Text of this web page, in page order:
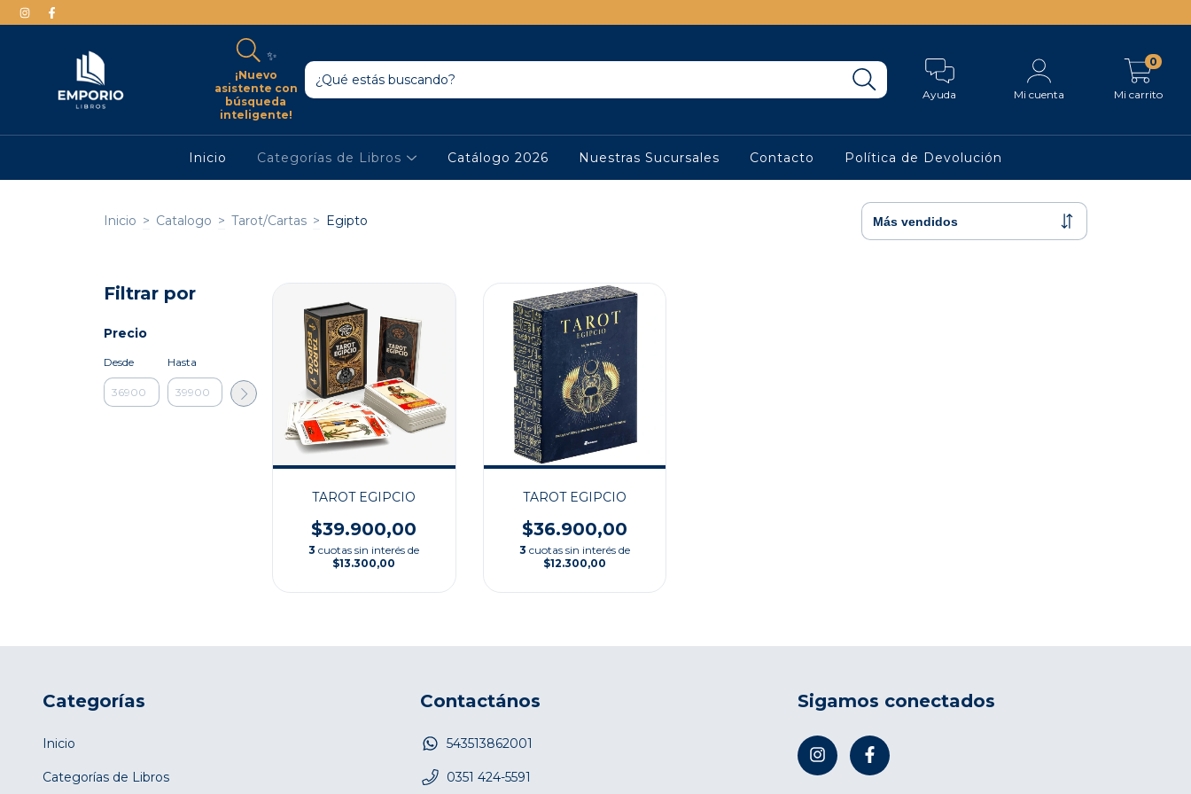
✨
¡Nuevo
asistente con
búsqueda
inteligente!
Ayuda Mi cuenta Mi carrito
0
Inicio Categorías de Libros Catálogo 2026 Nuestras Sucursales Contacto Política de Devolución
Inicio > Catalogo > Tarot/Cartas > Egipto
Filtrar por
Precio
Desde Hasta
TAROT EGIPCIO
$39.900,00
3 cuotas sin interés de
$13.300,00
TAROT EGIPCIO
$36.900,00
3 cuotas sin interés de
$12.300,00
Categorías
Inicio
Categorías de Libros
Contactános
543513862001
0351 424-5591
Sigamos conectados